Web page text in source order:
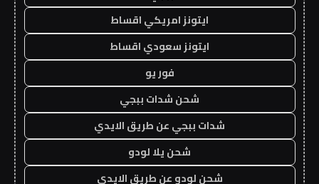
ايتونز امريكي اقساط
ايتونز سعودي اقساط
فور يو
شحن شدات ببجي
شدات ببجي عن طريق الايدي
شحن يلا لودو
شحن لودو عن طريق الايدي